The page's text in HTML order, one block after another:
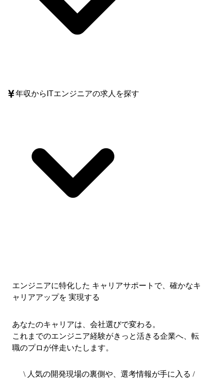
年収からITエンジニアの求人を探す
エンジニアに特化した キャリアサポートで、 確かなキ
ャリアアップを 実現する
あなたのキャリアは、会社選びで変わる。
これまでのエンジニア経験がきっと活きる企業へ、転
職のプロが伴走いたします。
\ 人気の開発現場の裏側や、選考情報が手に入る /